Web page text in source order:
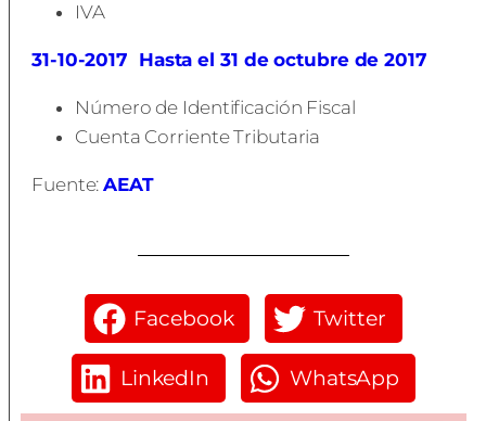
IVA
31-10-2017 Hasta el 31 de octubre de 2017
Número de Identificación Fiscal
Cuenta Corriente Tributaria
Fuente:AEAT
Facebook Twitter
LinkedIn WhatsApp